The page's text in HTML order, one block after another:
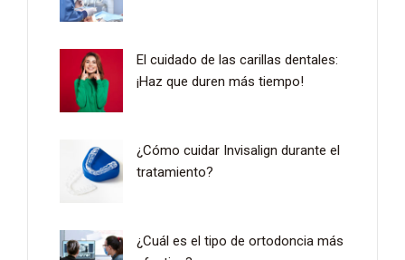
El cuidado de las carillas dentales:
¡Haz que duren más tiempo!
¿Cómo cuidar Invisalign durante el
tratamiento?
¿Cuál es el tipo de ortodoncia más